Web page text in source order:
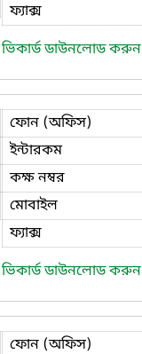
ফ্যাক্স
ভিকার্ড ডাউনলোড করুন
ফোন (অফিস)
ইন্টারকম
কক্ষ নম্বর
মোবাইল
ফ্যাক্স
ভিকার্ড ডাউনলোড করুন
ফোন (অফিস)